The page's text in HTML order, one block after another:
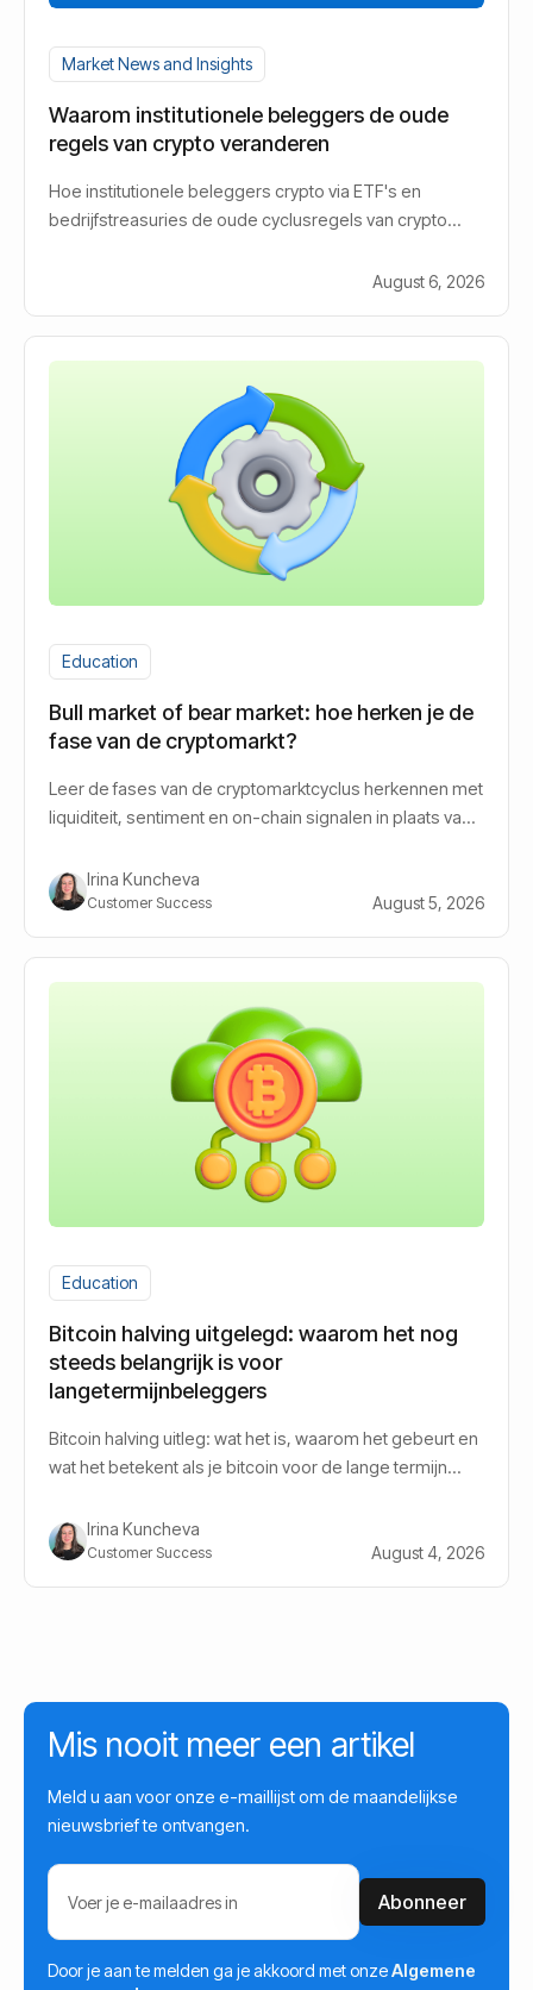
Market News and Insights
Waarom institutionele beleggers de oude
regels van crypto veranderen
Hoe institutionele beleggers crypto via ETF's en
bedrijfstreasuries de oude cyclusregels van crypto
August 6, 2026
Education
Bull market of bear market: hoe herken je de
fase van de cryptomarkt?
Leer de fases van de cryptomarktcyclus herkennen met
liquiditeit, sentiment en on-chain signalen in plaats van
Irina Kuncheva
Customer Success August 5, 2026
Education
Bitcoin halving uitgelegd: waarom het nog
steeds belangrijk is voor
langetermijnbeleggers
Bitcoin halving uitleg: wat het is, waarom het gebeurt en
wat het betekent als je bitcoin voor de lange termijn
Irina Kuncheva
Customer Success August 4, 2026
Mis nooit meer een artikel
Meld u aan voor onze e-maillijst om de maandelijkse
nieuwsbrief te ontvangen.
Door je aan te melden ga je akkoord met onzeAlgemene